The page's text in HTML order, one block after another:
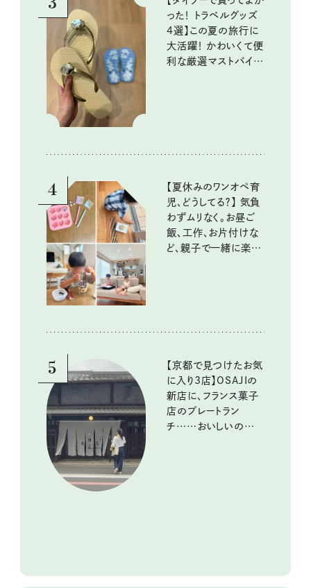
った！ トラベルグッズ
4選】この夏の旅行に
大活躍！ かわいくて便
利な厳選マストバイア
4
【夏休みのワンオペ育
児、どうしてる？】 気負
わずムリなく。お昼ご
飯、工作、お片付けな
ど、親子で一緒に楽し
5
【京都で見つけたお気
に入り3店】OSAJIの
新店に、フランス菓子
店のプレートラン
チ……おいしいのんび